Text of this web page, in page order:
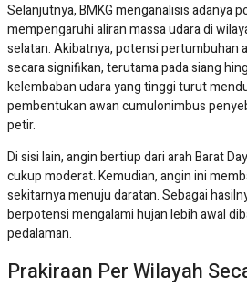
Selanjutnya, BMKG menganalisis adanya
mempengaruhi aliran massa udara di
selatan. Akibatnya, potensi pertumbuhan
secara signifikan, terutama pada siang
kelembaban udara yang tinggi turut
pembentukan awan cumulonimbus
petir.
Di sisi lain, angin bertiup dari arah Barat
cukup moderat. Kemudian, angin ini
sekitarnya menuju daratan. Sebagai
berpotensi mengalami hujan lebih awal
pedalaman.
Prakiraan Per Wilayah